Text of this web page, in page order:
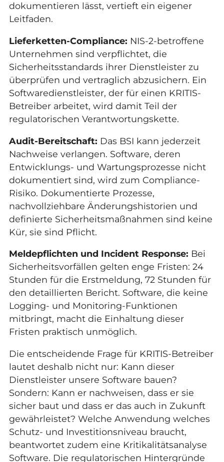
dokumentieren lässt, vertieft ein eigener
Leitfaden.
Lieferketten-Compliance: NIS-2-betroffene
Unternehmen sind verpflichtet, die
Sicherheitsstandards ihrer Dienstleister zu
überprüfen und vertraglich abzusichern. Ein
Softwaredienstleister, der für einen KRITIS-
Betreiber arbeitet, wird damit Teil der
regulatorischen Verantwortungskette.
Audit-Bereitschaft: Das BSI kann jederzeit
Nachweise verlangen. Software, deren
Entwicklungs- und Wartungsprozesse nicht
dokumentiert sind, wird zum Compliance-
Risiko. Dokumentierte Prozesse,
nachvollziehbare Änderungshistorien und
definierte Sicherheitsmaßnahmen sind keine
Kür, sie sind Pflicht.
Meldepflichten und Incident Response: Bei
Sicherheitsvorfällen gelten enge Fristen: 24
Stunden für die Erstmeldung, 72 Stunden für
den detaillierten Bericht. Software, die keine
Logging- und Monitoring-Funktionen
mitbringt, macht die Einhaltung dieser
Fristen praktisch unmöglich.
Die entscheidende Frage für KRITIS-Betreiber
lautet deshalb nicht nur: Kann dieser
Dienstleister unsere Software bauen?
Sondern: Kann er nachweisen, dass er sie
sicher baut und dass er das auch in Zukunft
gewährleistet? Welche Anwendung welches
Schutz- und Investitionsniveau braucht,
beantwortet zudem eine Kritikalitätsanalyse
Software. Die regulatorischen Hintergründe